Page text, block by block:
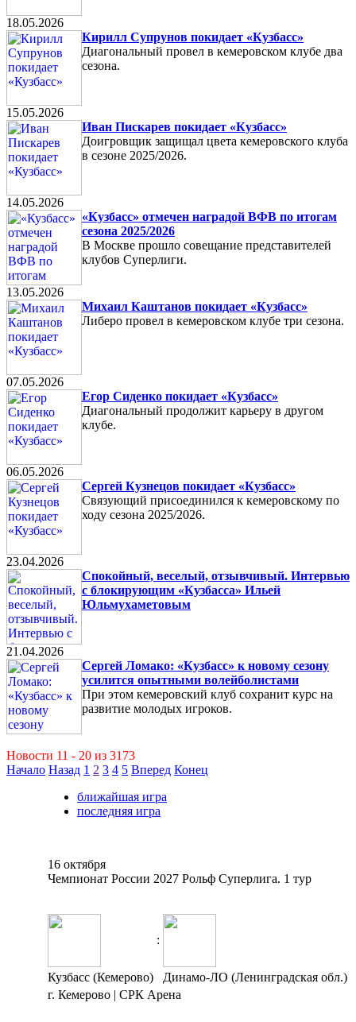
18.05.2026
Кирилл Супрунов покидает «Кузбасс»
Диагональный провел в кемеровском клубе два
сезона.
15.05.2026
Иван Пискарев покидает «Кузбасс»
Доигровщик защищал цвета кемеровского клуба
в сезоне 2025/2026.
14.05.2026
«Кузбасс» отмечен наградой ВФВ по итогам
сезона 2025/2026
В Москве прошло совещание представителей
клубов Суперлиги.
13.05.2026
Михаил Каштанов покидает «Кузбасс»
Либеро провел в кемеровском клубе три сезона.
07.05.2026
Егор Сиденко покидает «Кузбасс»
Диагональный продолжит карьеру в другом
клубе.
06.05.2026
Сергей Кузнецов покидает «Кузбасс»
Связующий присоединился к кемеровскому по
ходу сезона 2025/2026.
23.04.2026
Спокойный, веселый, отзывчивый. Интервью
с блокирующим «Кузбасса» Ильей
Юльмухаметовым
21.04.2026
Сергей Ломако: «Кузбасс» к новому сезону
усилится опытными волейболистами
При этом кемеровский клуб сохранит курс на
развитие молодых игроков.
Новости 11 - 20 из 3173
Начало Назад 1 2 3 4 5 Вперед Конец
ближайшая игра
последняя игра
16 октября
Чемпионат России 2027 Рольф Суперлига. 1 тур
:
Кузбасс (Кемерово)
Динамо-ЛО (Ленинградская обл.)
г. Кемерово | СРК Арена